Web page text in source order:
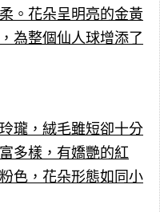
。花朵呈明亮的金黃
為整個仙人球增添了
瓏，絨毛雖短卻十分
多樣，有嬌艷的紅
色，花朵形態如同小